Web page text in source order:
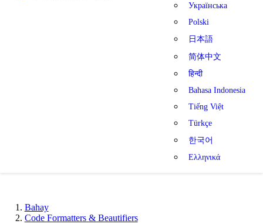
Українська
Polski
日本語
简体中文
हिन्दी
Bahasa Indonesia
Tiếng Việt
Türkçe
한국어
Ελληνικά
Bahay
Code Formatters & Beautifiers